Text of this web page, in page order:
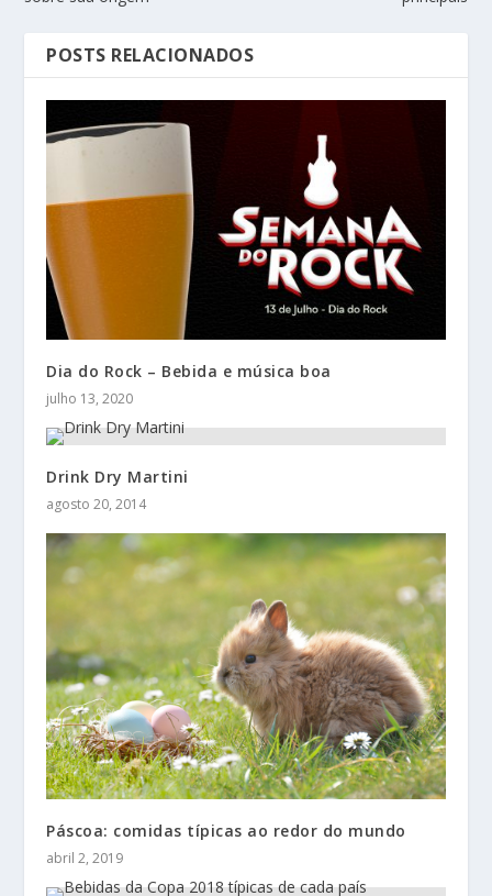
POSTS RELACIONADOS
Dia do Rock – Bebida e música boa
julho 13, 2020
Drink Dry Martini
agosto 20, 2014
Páscoa: comidas típicas ao redor do mundo
abril 2, 2019